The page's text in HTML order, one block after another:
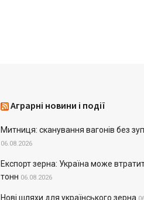
Аграрні новини і події
Митниця: сканування вагонів без
06.08.2026
Експорт зерна: Україна може
тонн 06.08.2026
Нові шляхи для українського зерна